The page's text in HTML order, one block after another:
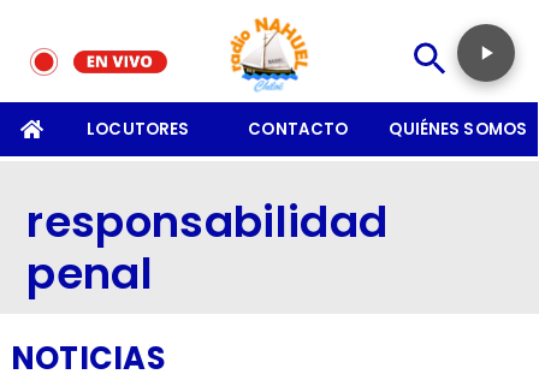
LOCUTORES CONTACTO QUIÉNES SOMOS
responsabilidad
penal
NOTICIAS